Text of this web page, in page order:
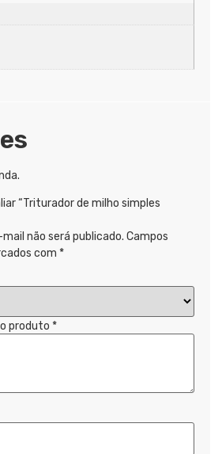
“Triturador de milho simples
não será publicado. Campos
com *
produto *